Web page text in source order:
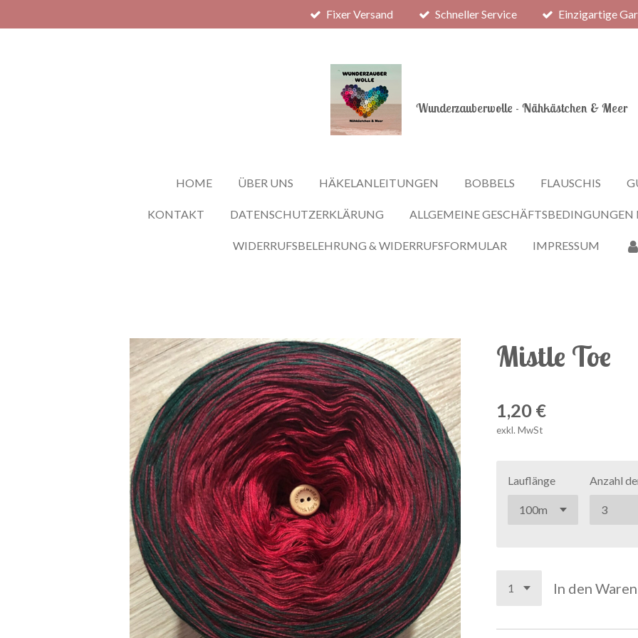
Hauptinhalt
Fixer Versand Schneller Service Einzigartige
Wunderzauberwolle - Nähkästchen & Meer
HOME ÜBER UNS HÄKELANLEITUNGEN BOBBELS FLAUSCHIS
KONTAKT DATENSCHUTZERKLÄRUNG ALLGEMEINE
WIDERRUFSBELEHRUNG & WIDERRUFSFORMULAR IMPRESSUM
Mistle Toe
1,20 €
exkl. MwSt
Lauflänge Anzahl
In den